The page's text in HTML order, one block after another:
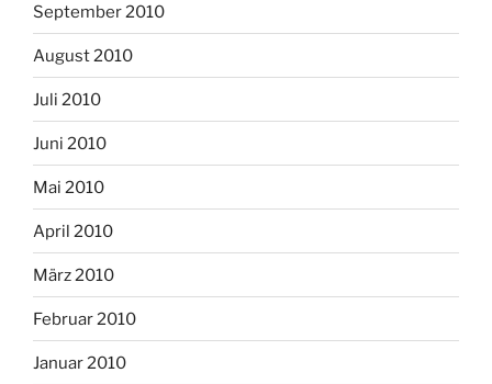
September 2010
August 2010
Juli 2010
Juni 2010
Mai 2010
April 2010
März 2010
Februar 2010
Januar 2010